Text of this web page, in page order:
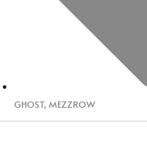
GHOST, MEZZROW